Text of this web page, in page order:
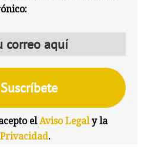
elAviso Legaly la
.